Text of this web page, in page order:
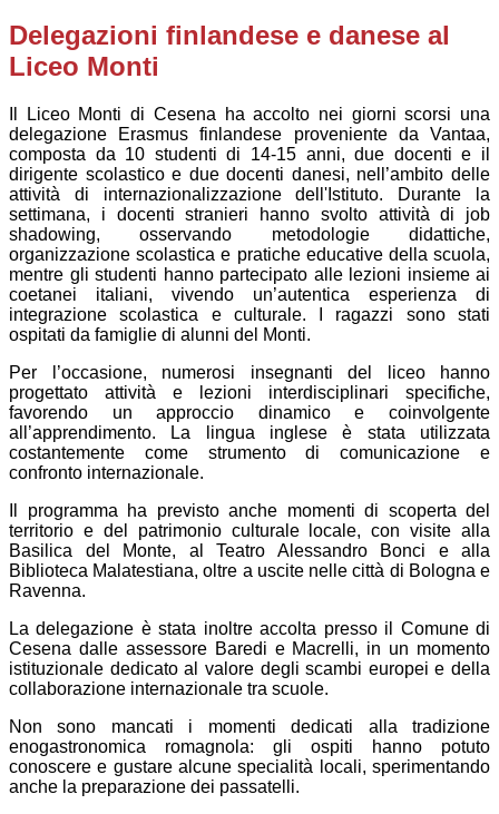
Delegazioni finlandese e danese al
Liceo Monti
Il Liceo Monti di Cesena ha accolto nei giorni scorsi una
delegazione Erasmus finlandese proveniente da Vantaa,
composta da 10 studenti di 14-15 anni, due docenti e il
dirigente scolastico e due docenti danesi, nell’ambito delle
attività di internazionalizzazione dell'Istituto. Durante la
settimana, i docenti stranieri hanno svolto attività di job
shadowing, osservando metodologie didattiche,
organizzazione scolastica e pratiche educative della scuola,
mentre gli studenti hanno partecipato alle lezioni insieme ai
coetanei italiani, vivendo un’autentica esperienza di
integrazione scolastica e culturale. I ragazzi sono stati
ospitati da famiglie di alunni del Monti.
Per l’occasione, numerosi insegnanti del liceo hanno
progettato attività e lezioni interdisciplinari specifiche,
favorendo un approccio dinamico e coinvolgente
all’apprendimento. La lingua inglese è stata utilizzata
costantemente come strumento di comunicazione e
confronto internazionale.
Il programma ha previsto anche momenti di scoperta del
territorio e del patrimonio culturale locale, con visite alla
Basilica del Monte, al Teatro Alessandro Bonci e alla
Biblioteca Malatestiana, oltre a uscite nelle città di Bologna e
Ravenna.
La delegazione è stata inoltre accolta presso il Comune di
Cesena dalle assessore Baredi e Macrelli, in un momento
istituzionale dedicato al valore degli scambi europei e della
collaborazione internazionale tra scuole.
Non sono mancati i momenti dedicati alla tradizione
enogastronomica romagnola: gli ospiti hanno potuto
conoscere e gustare alcune specialità locali, sperimentando
anche la preparazione dei passatelli.